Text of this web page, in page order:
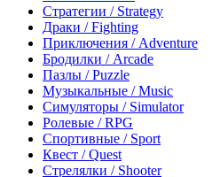
Стратегии / Strategy
Драки / Fighting
Приключения / Adventure
Бродилки / Arcade
Пазлы / Puzzle
Музыкальные / Music
Симуляторы / Simulator
Ролевые / RPG
Спортивные / Sport
Квест / Quest
Стрелялки / Shooter